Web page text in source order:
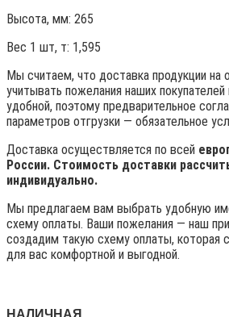
Высота, мм: 265
Вес 1 шт, т: 1,595
Мы считаем, что доставка продукции на
учитывать пожелания наших
удобной, поэтому предварительное
параметров отгрузки — обязательное
Доставка осуществляется по всей
России. Стоимость доставки
индивидуально.
Мы предлагаем вам выбрать удобную
схему оплаты. Ваши пожелания — наш
создадим такую схему оплаты, которая
для вас комфортной и выгодной.